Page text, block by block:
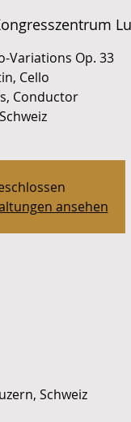
Variations Op. 33
Cello
Conductor
ansehen
Schweiz